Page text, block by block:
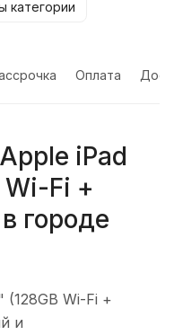
категории
Оплата
iPad
Wi-Fi +
в городе
Wi-Fi +
и